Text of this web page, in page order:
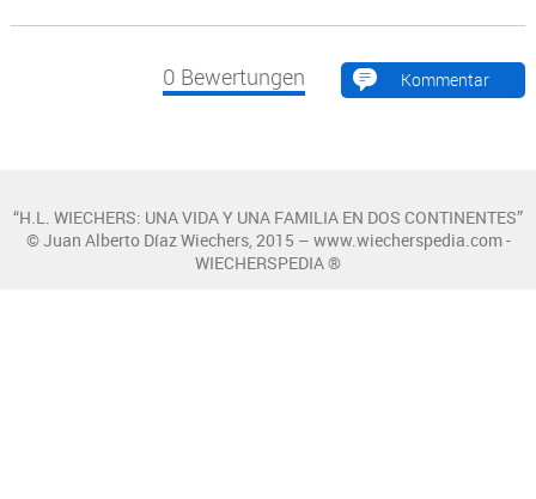
Kommentar
0 Bewertungen
“H.L. WIECHERS: UNA VIDA Y UNA FAMILIA EN DOS CONTINENTES”
© Juan Alberto Díaz Wiechers, 2015 – www.wiecherspedia.com -
WIECHERSPEDIA ®